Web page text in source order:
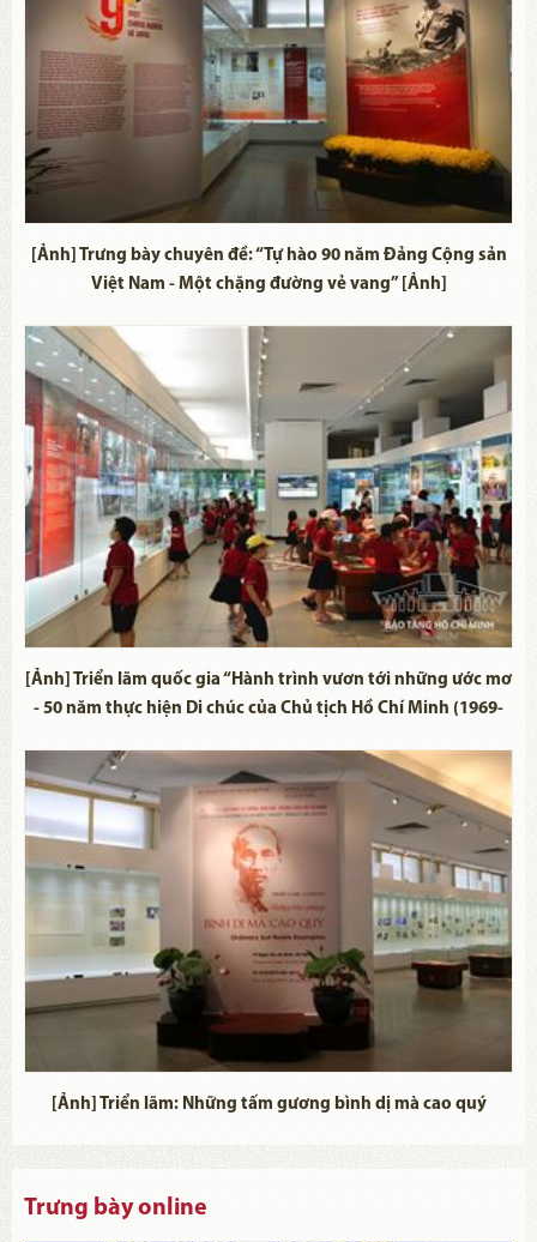
[Ảnh] Trưng bày chuyên đề: “Tự hào 90 năm Đảng Cộng sản
Việt Nam - Một chặng đường vẻ vang” [Ảnh]
[Ảnh] Triển lãm quốc gia “Hành trình vươn tới những ước mơ
- 50 năm thực hiện Di chúc của Chủ tịch Hồ Chí Minh (1969-
[Ảnh] Triển lãm: Những tấm gương bình dị mà cao quý
Trưng bày online